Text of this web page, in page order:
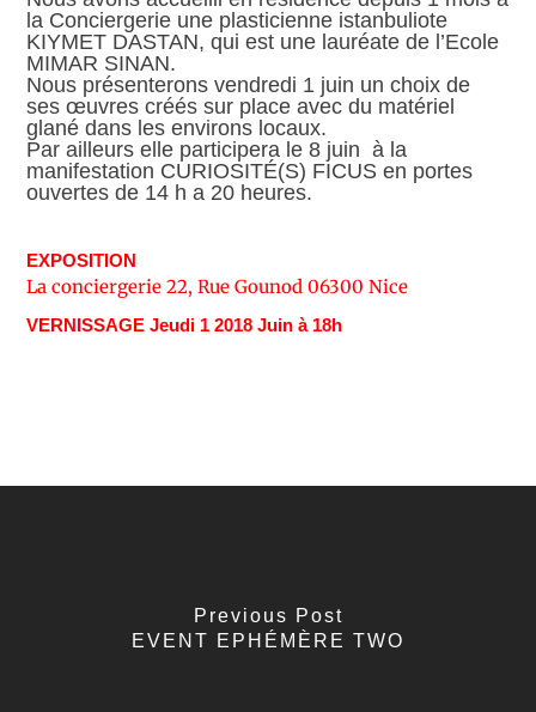
la Conciergerie une plasticienne istanbuliote
KIYMET DASTAN, qui est une lauréate de l’Ecole
MIMAR SINAN.
Nous présenterons vendredi 1 juin un choix de
ses œuvres créés sur place avec du matériel
glané dans les environs locaux.
Par ailleurs elle participera le 8 juin à la
manifestation CURIOSITÉ(S) FICUS en portes
ouvertes de 14 h a 20 heures.
EXPOSITION
La conciergerie 22, Rue Gounod 06300 Nice
VERNISSAGE Jeudi 1 2018 Juin à 18h
Previous Post
EVENT EPHÉMÈRE TWO